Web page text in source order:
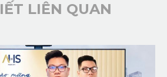
LIÊN QUAN